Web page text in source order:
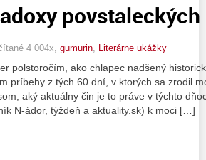
4 004x, gumurin Literárne ukážky
polstoročím, ako chlapec nadšený
príbehy z tých 60 dní, v ktorých sa zrodil
aký aktuálny čin je to práve v týchto
N-ádor, týždeň a aktuality.sk) k moci […]